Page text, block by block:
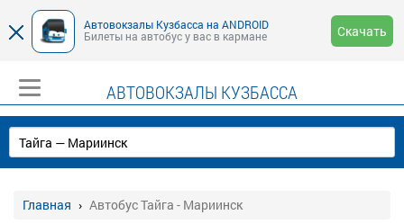
Автовокзалы Кузбасса на ANDROID
Билеты на автобус у вас в кармане
Скачать
АВТОВОКЗАЛЫ КУЗБАССА
Главная Автобус Тайга - Мариинск